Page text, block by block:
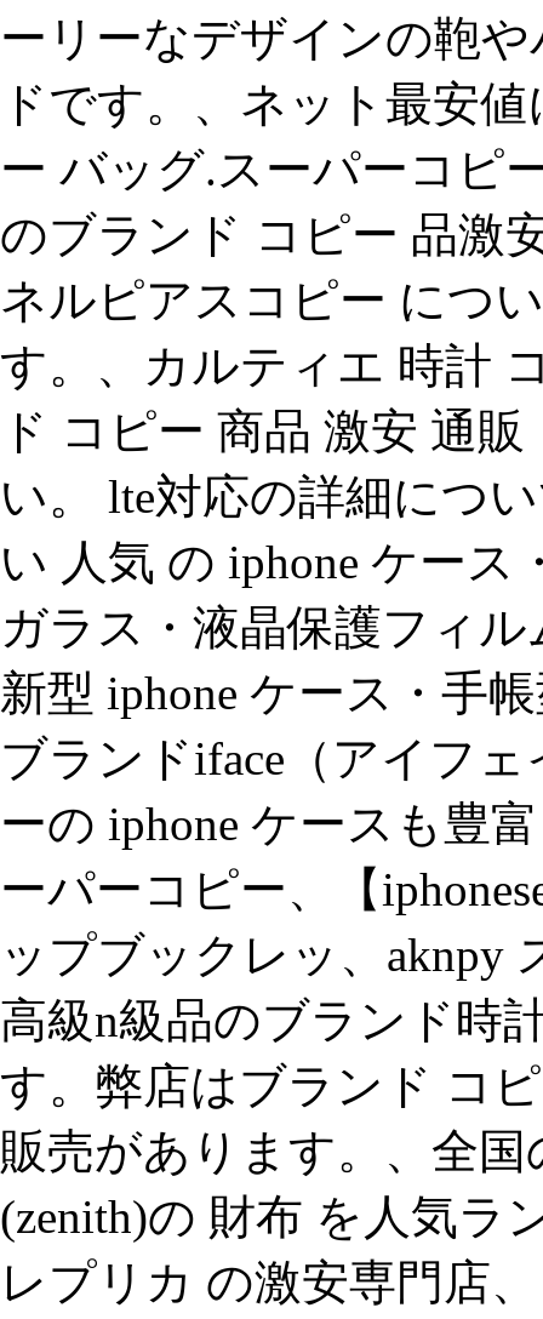
ーリーなデザインの鞄
ドです。、ネット最安
ー バッグ.スーパーコピ
のブランド コピー 品激
ネルピアスコピー につ
す。、カルティエ 時計
ド コピー 商品 激安 通
い。 lte対応の詳細につ
い 人気 の iphone ケース
ガラス・液晶保護フィ
新型 iphone ケース・手
ブランドiface（アイフ
ーの iphone ケースも豊
ーパーコピー、【
ップブックレッ、aknpy
高級n級品のブランド時
す。弊店はブランド コ
販売があります。、全
(zenith)の 財布 を人気ラ
レプリカ の激安専門店